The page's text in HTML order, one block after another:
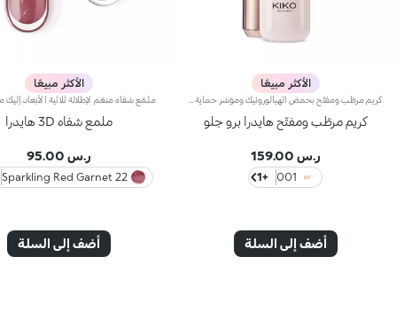
الأكثر مبيعًا
كريم مرطّب ومفتّح هايدرا برو جلو
ر.س 159.00
001
+1
أضف إلى السلة
الأكثر مبيعًا
ملمع شفاه 3D هايدرا
ر.س 95.00
22 Sparkling Red Garnet
أضف إلى السلة